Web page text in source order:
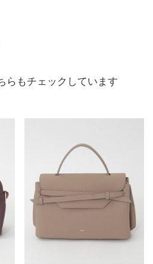
らもチェックしています